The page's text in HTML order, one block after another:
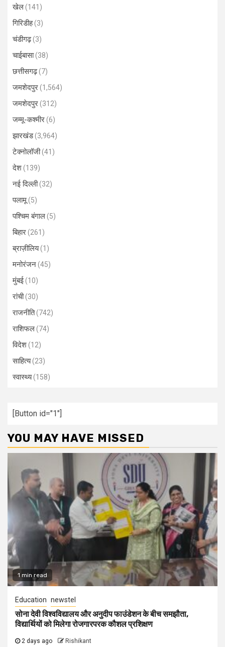
खेल(141)
गिरिडीह(3)
चंडीगढ़(3)
चाईबासा(38)
छत्तीसगढ़(7)
जमशेदपुर(1,564)
जमशेदपुर(312)
जम्मू-कश्मीर(6)
झारखंड(3,964)
टेक्नोलॉजी(41)
देश(139)
नई दिल्ली(32)
पलामू(5)
पश्चिम बंगाल(5)
बिहार(261)
ब्राज़ीलिय(1)
मनोरंजन(45)
मुंबई(10)
रांची(30)
राजनीति(742)
राशिफल(74)
विदेश(12)
साहित्य(23)
स्वास्थ्य(158)
[Button id="1"]
YOU MAY HAVE MISSED
1 min read
Education newstel
सोना देवी विश्वविद्यालय और अनुदीप फाउंडेशन के बीच समझौता,
विद्यार्थियों को मिलेगा रोजगारपरक कौशल प्रशिक्षण
2 days ago Rishikant